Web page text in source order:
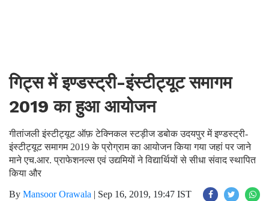
गिट्स में इण्डस्ट्री-इंस्टीट्यूट समागम
2019 का हुआ आयोजन
गीतांजली इंस्टीट्यूट ऑफ़ टेक्निकल स्टड़ीज डबोक उदयपुर में इण्डस्ट्री-
इंस्टीट्यूट समागम 2019 के प्रोग्राम का आयोजन किया गया जहां पर जाने
माने एच.आर. प्राफेशनल्स एवं उद्यमियों ने विद्यार्थियों से सीधा संवाद स्थापित
किया और
By Mansoor Orawala | Sep 16, 2019, 19:47 IST